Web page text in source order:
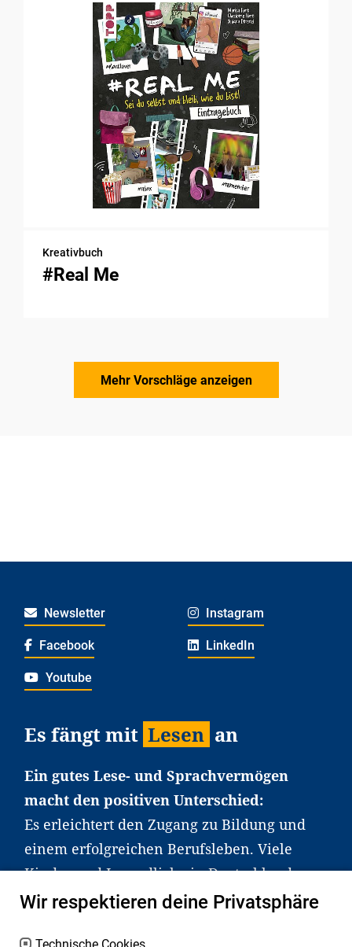
Kreativbuch
#Real Me
Mehr Vorschläge anzeigen
Newsletter Instagram
Facebook LinkedIn
Youtube
Es fängt mit Lesen an
Ein gutes Lese- und Sprachvermögen
macht den positiven Unterschied:
Es erleichtert den Zugang zu Bildung und
einem erfolgreichen Berufsleben. Viele
Kinder und Jugendliche in Deutschland
haben aber große Schwierigkeiten dabei.
Wir respektieren deine Privatsphäre